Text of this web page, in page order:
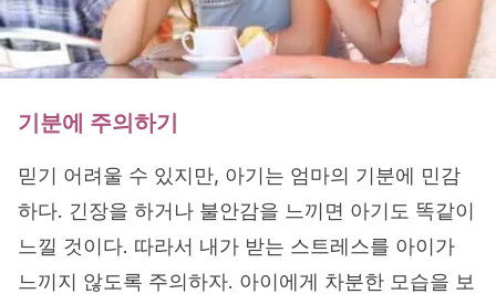
기분에 주의하기
믿기 어려울 수 있지만, 아기는 엄마의 기분에 민감
하다. 긴장을 하거나 불안감을 느끼면 아기도 똑같이
느낄 것이다. 따라서 내가 받는 스트레스를 아이가
느끼지 않도록 주의하자. 아이에게 차분한 모습을 보